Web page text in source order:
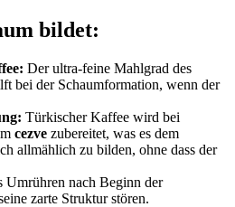
bildet:
Der ultra-feine Mahlgrad des
bei der Schaumformation, wenn der
Türkischer Kaffee wird bei
cezve zubereitet, was es dem
allmählich zu bilden, ohne dass der
Umrühren nach Beginn der
zarte Struktur stören.